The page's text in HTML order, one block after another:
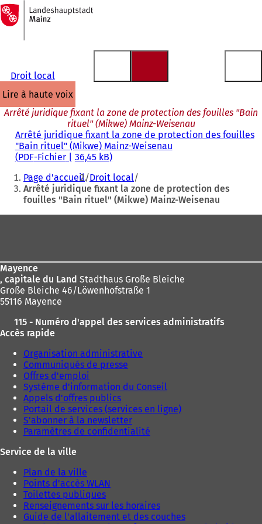
Accéder au contenu
Vers
la
page
d'accueil
Droit local
lire à haute voix
Arrêté juridique fixant la zone de protection des fouilles "Bain
rituel" (Mikwe) Mainz-Weisenau
Arrêté juridique fixant la zone de protection des fouilles
"Bain rituel" (Mikwe) Mainz-Weisenau
PDF-Fichier 36,45 kB
Vous
êtes
:
Page d'accueil Droit local
Arrêté juridique fixant la zone de protection des
fouilles "Bain rituel" (Mikwe) Mainz-Weisenau
Mayence
, capitale du Land Stadthaus Große Bleiche
Große Bleiche 46/Löwenhofstraße 1
55116 Mayence
115 - Numéro d'appel des services administratifs
Accès rapide
Organisation administrative
Communiqués de presse
Offres d'emploi
Système d'information du Conseil
Appels d'offres publics
Portail de services (services en ligne)
S'abonner à la newsletter
Paramètres de confidentialité
Service de la ville
Plan de la ville
Points d'accès WLAN
Toilettes publiques
Renseignements sur les horaires
Guide de l'allaitement et des couches